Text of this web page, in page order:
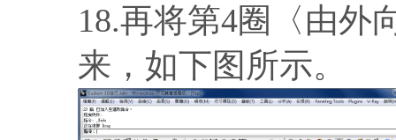
18.再将第4圈〈由外
来，如下图所示。